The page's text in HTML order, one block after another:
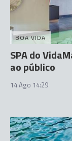
BOA VIDA
SPA do
ao público
14 Ago 14:29